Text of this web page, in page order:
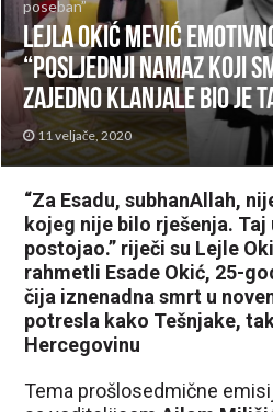
poseban”
Lejla Okić Mević
“Posljednji namaz koji
zajedno klanjale bio je
11 veljače, 2020
“Za Esadu, subhanAllah,
kojeg nije bilo rješenja.
postojao.” riječi su Lejle
rahmetli Esade Okić, 25-
čija iznenadna smrt u
potresla kako Tešnjake,
Hercegovinu
Tema prošlosedmične